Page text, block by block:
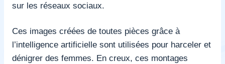
sur les réseaux sociaux.
Ces images créées de toutes pièces grâce à
l’intelligence artificielle sont utilisées pour harceler et
dénigrer des femmes. En creux, ces montages